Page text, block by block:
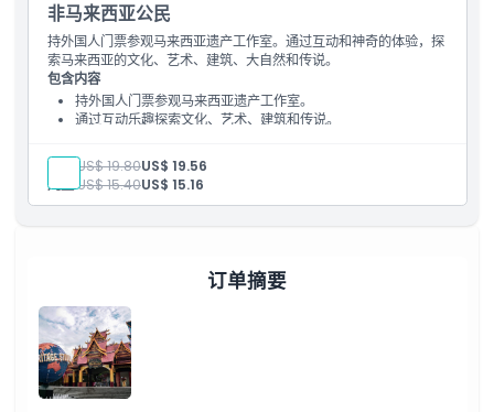
取消政策
非马来西亚公民
持外国人门票参观马来西亚遗产工作室。通过互动和神奇的体验，探
索马来西亚的文化、艺术、建筑、大自然和传说。
包含内容
持外国人门票参观马来西亚遗产工作室。
通过互动乐趣探索文化、艺术、建筑和传说。
成人: US$ 19.80US$ 19.56
儿童:US$ 15.40US$ 15.16
订单摘要